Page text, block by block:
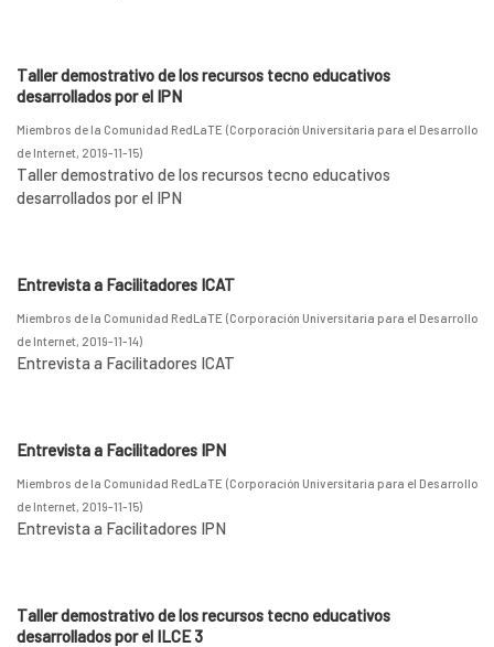
Taller demostrativo de los recursos tecno educativos
desarrollados por el IPN
Miembros de la Comunidad RedLaTE (Corporación Universitaria para el Desarrollo
de Internet, 2019-11-15)
Taller demostrativo de los recursos tecno educativos
desarrollados por el IPN
Entrevista a Facilitadores ICAT
Miembros de la Comunidad RedLaTE (Corporación Universitaria para el Desarrollo
de Internet, 2019-11-14)
Entrevista a Facilitadores ICAT
Entrevista a Facilitadores IPN
Miembros de la Comunidad RedLaTE (Corporación Universitaria para el Desarrollo
de Internet, 2019-11-15)
Entrevista a Facilitadores IPN
Taller demostrativo de los recursos tecno educativos
desarrollados por el ILCE 3